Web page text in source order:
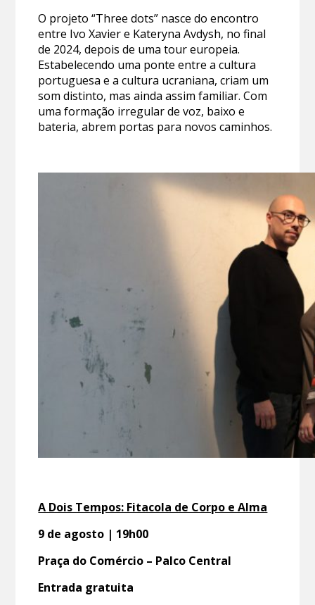
O projeto “Three dots” nasce do encontro
entre Ivo Xavier e Kateryna Avdysh, no final
de 2024, depois de uma tour europeia.
Estabelecendo uma ponte entre a cultura
portuguesa e a cultura ucraniana, criam um
som distinto, mas ainda assim familiar. Com
uma formação irregular de voz, baixo e
bateria, abrem portas para novos caminhos.
A Dois Tempos: Fitacola de Corpo e Alma
9 de agosto | 19h00
Praça do Comércio – Palco Central
Entrada gratuita